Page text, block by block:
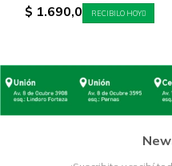
$ 1.690,0 RECIBILO HOY